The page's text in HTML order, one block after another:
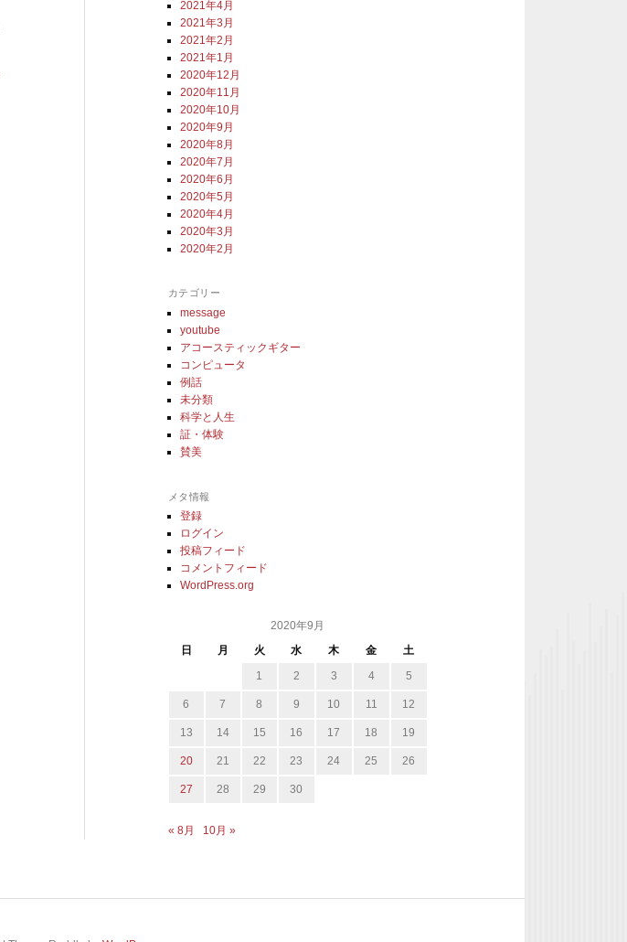
2021年4月
2021年3月
2021年2月
2021年1月
2020年12月
2020年11月
2020年10月
2020年9月
2020年8月
2020年7月
2020年6月
2020年5月
2020年4月
2020年3月
2020年2月
カテゴリー
message
youtube
アコースティックギター
コンピュータ
例話
未分類
科学と人生
証・体験
賛美
メタ情報
登録
ログイン
投稿フィード
コメントフィード
WordPress.org
2020年9月
日
月 火 水 木 金
土
1
2 3 4 5
6 7 8 9 10 11 12
13 14 15 16 17 18 19
20 21 22 23 24 25 26
27 28 29 30
« 8月 10月 »